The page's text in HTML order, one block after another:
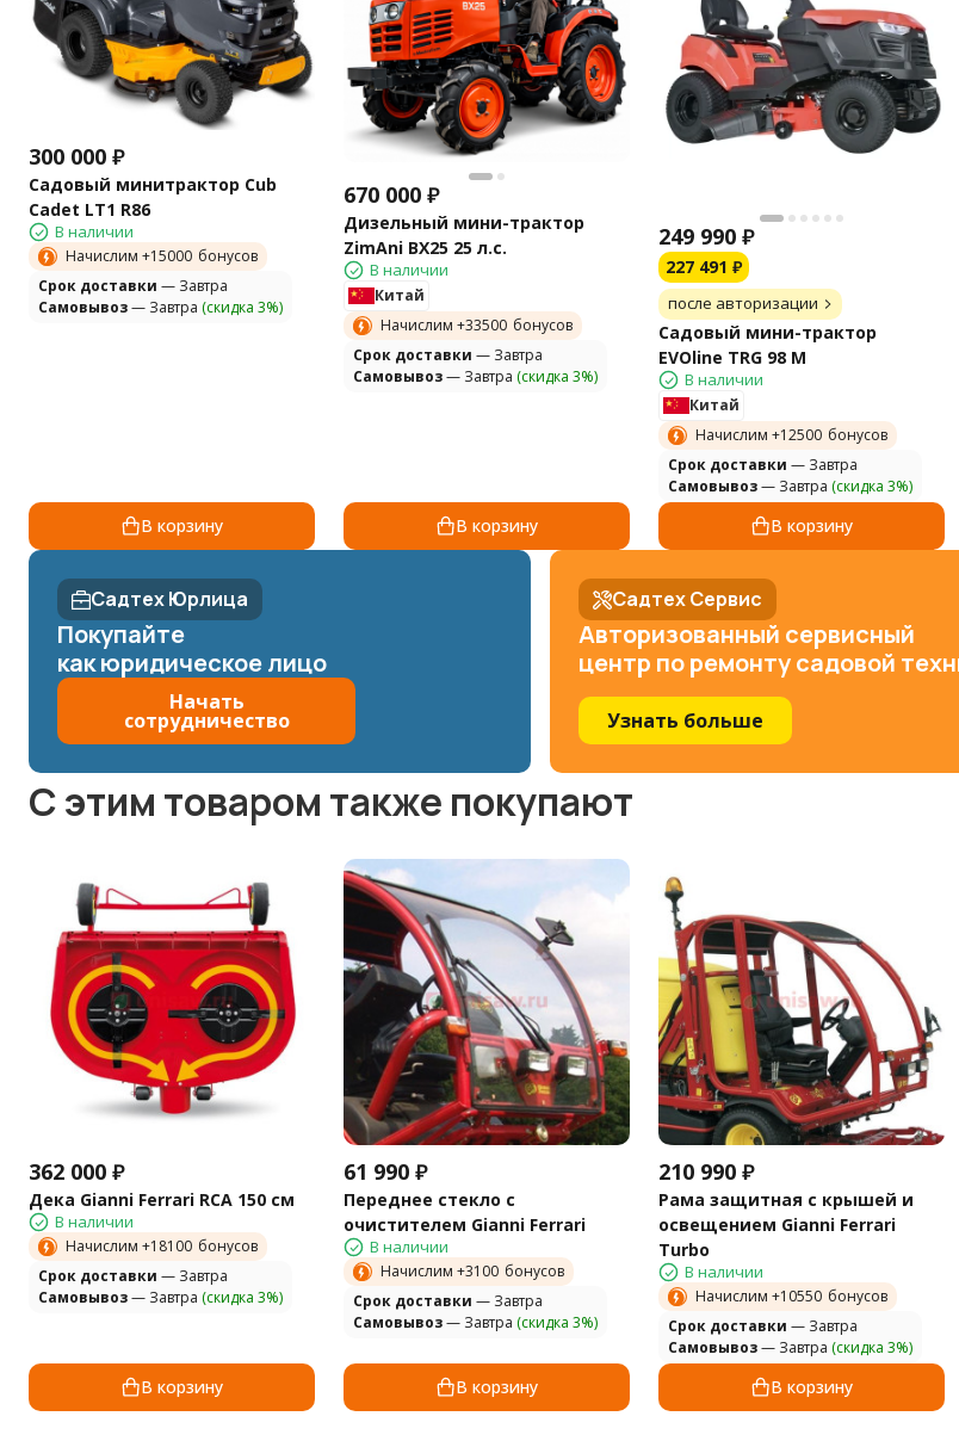
300 000 ₽
Садовый минитрактор Cub
Cadet LT1 R86
В наличии
Начислим +15000 бонусов
Cрок доставки — Завтра
Самовывоз— Завтра (скидка 3%)
В корзину
670 000 ₽
Дизельный мини-трактор
ZimAni BX25 25 л.с.
В наличии
Китай
Начислим +33500 бонусов
Cрок доставки — Завтра
Самовывоз— Завтра (скидка 3%)
В корзину
249 990 ₽
227 491 ₽
после авторизации
Садовый мини-трактор
EVOline TRG 98 M
В наличии
Китай
Начислим +12500 бонусов
Cрок доставки — Завтра
Самовывоз— Завтра (скидка 3%)
В корзину
Садтех Юрлица
Покупайте
как юридическое лицо
Начать
сотрудничество
Садтех Сервис
Авторизованный сервисный
центр по ремонту садовой
Узнать больше
C этим товаром также покупают
362 000 ₽
Дека Gianni Ferrari RCA 150 см
В наличии
Начислим +18100 бонусов
Cрок доставки — Завтра
Самовывоз— Завтра (скидка 3%)
В корзину
61 990 ₽
Переднее стекло с
очистителем Gianni Ferrari
В наличии
Начислим +3100 бонусов
Cрок доставки — Завтра
Самовывоз— Завтра (скидка 3%)
В корзину
210 990 ₽
Рама защитная с крышей и
освещением Gianni Ferrari
Turbo
В наличии
Начислим +10550 бонусов
Cрок доставки — Завтра
Самовывоз— Завтра (скидка 3%)
В корзину